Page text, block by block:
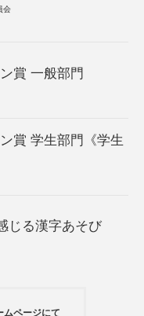
会
賞 一般部門
賞 学生部門《学生
じる漢字あそび
ムページにて